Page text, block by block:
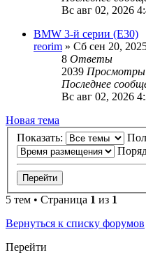
Вс авг 02, 2026
BMW 3-й серии (E30)
reorim » Сб сен 20,
8 Ответы
2039 Просмотры
Последнее
Вс авг 02, 2026
Новая тема
Показать:
5 тем • Страница 1 из 1
Вернуться к списку форумов
Перейти